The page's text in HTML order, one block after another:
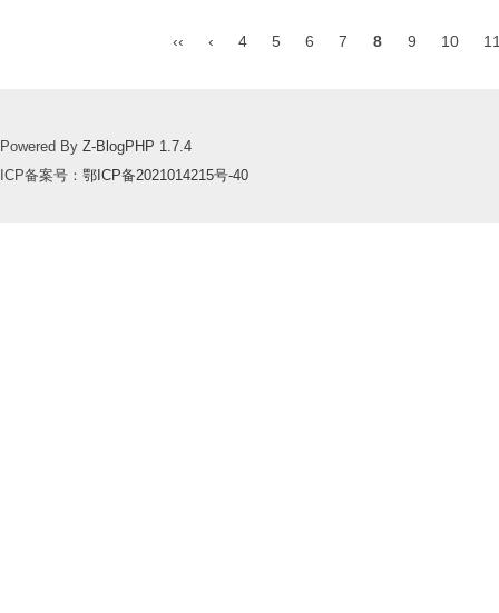
‹‹ ‹ 4 5 6 7 8 9 10
Powered By Z-BlogPHP 1.7.4
ICP备案号： 鄂ICP备2021014215号-40